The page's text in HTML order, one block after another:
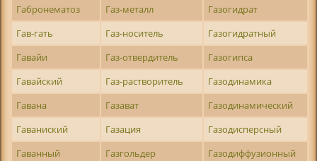
Габронематоз
Газ-металл
Газогидрат
Гав-гать
Газ-носитель
Газогидратный
Гавайи
Газ-отвердитель
Газогипса
Гавайский
Газ-растворитель
Газодинамика
Гавана
Газават
Газодинамический
Гаваниский
Газация
Газодисперсный
Гаванный
Газгольдер
Газодиффузионный